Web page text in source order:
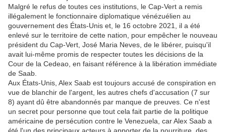
Malgré le refus de toutes ces institutions, le Cap-Vert a remis
illégalement le fonctionnaire diplomatique vénézuélien au
gouvernement des États-Unis et, le 16 octobre 2021, il a été
enlevé sur le territoire de cette nation, pour empêcher le nouveau
président du Cap-Vert, José Maria Neves, de le libérer, puisqu'il
avait lui-même promis de respecter toutes les décisions de la
Cour de la Cedeao, en faisant référence à la libération immédiate
de Saab.
Aux États-Unis, Alex Saab est toujours accusé de conspiration en
vue de blanchir de l'argent, les autres chefs d'accusation (7 sur
8) ayant dû être abandonnés par manque de preuves. Ce n'est
un secret pour personne que tout cela fait partie de la politique
américaine de persécution contre le Venezuela, car Alex Saab a